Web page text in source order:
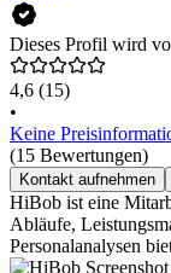
Dieses Profil wird
4,6 (15)
•
Keine
(15 Bewertungen)
Kontakt aufnehmen
HiBob ist eine
Abläufe,
Personalanalysen